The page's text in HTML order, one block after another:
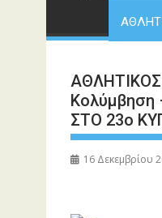
ΑΘΛΗΤΙΚΟΣ
ΣΤΟ 23ο
16 Δεκεμβρίου